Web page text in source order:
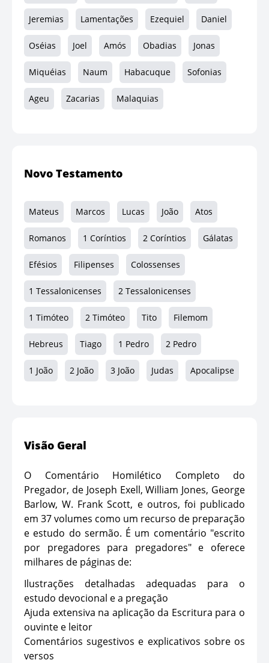
Jeremias Lamentações Ezequiel Daniel
Oséias Joel Amós Obadias Jonas
Miquéias Naum Habacuque Sofonias
Ageu Zacarias Malaquias
Novo Testamento
Mateus Marcos Lucas João Atos
Romanos 1 Coríntios 2 Coríntios Gálatas
Efésios Filipenses Colossenses
1 Tessalonicenses 2 Tessalonicenses
1 Timóteo 2 Timóteo Tito Filemom
Hebreus Tiago 1 Pedro 2 Pedro
1 João 2 João 3 João Judas Apocalipse
Visão Geral
O Comentário Homilético Completo do
Pregador, de Joseph Exell, William Jones, George
Barlow, W. Frank Scott, e outros, foi publicado
em 37 volumes como um recurso de preparação
e estudo do sermão. É um comentário "escrito
por pregadores para pregadores" e oferece
milhares de páginas de:
Ilustrações detalhadas adequadas para o
estudo devocional e a pregação
Ajuda extensiva na aplicação da Escritura para o
ouvinte e leitor
Comentários sugestivos e explicativos sobre os
versos